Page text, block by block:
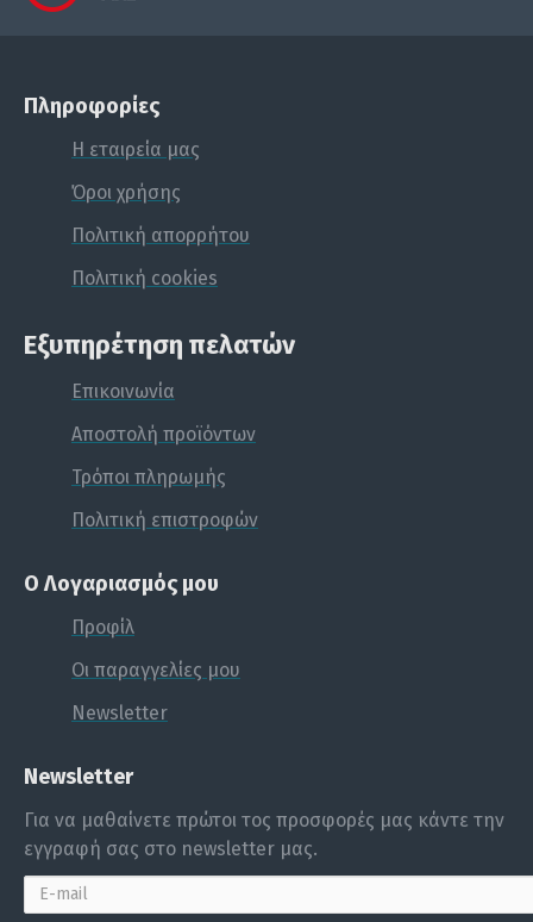
Πληροφορίες
Η εταιρεία μας
Όροι χρήσης
Πολιτική απορρήτου
Πολιτική cookies
Εξυπηρέτηση πελατών
Επικοινωνία
Αποστολή προϊόντων
Τρόποι πληρωμής
Πολιτική επιστροφών
Ο Λογαριασμός μου
Προφίλ
Οι παραγγελίες μου
Newsletter
Newsletter
Για να μαθαίνετε πρώτοι τος προσφορές μας κάντε την
εγγραφή σας στο newsletter μας.